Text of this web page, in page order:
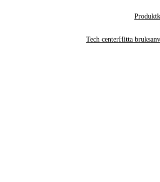
Tech centerHitta